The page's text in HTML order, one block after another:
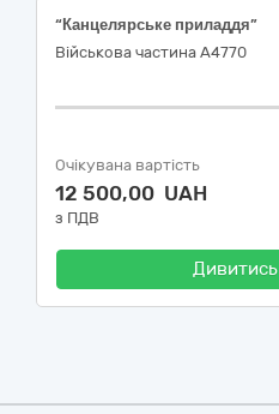
“Канцелярське приладдя”
Військова частина А4770
Очікувана вартість
12 500,00 UAH
з ПДВ
Дивитись